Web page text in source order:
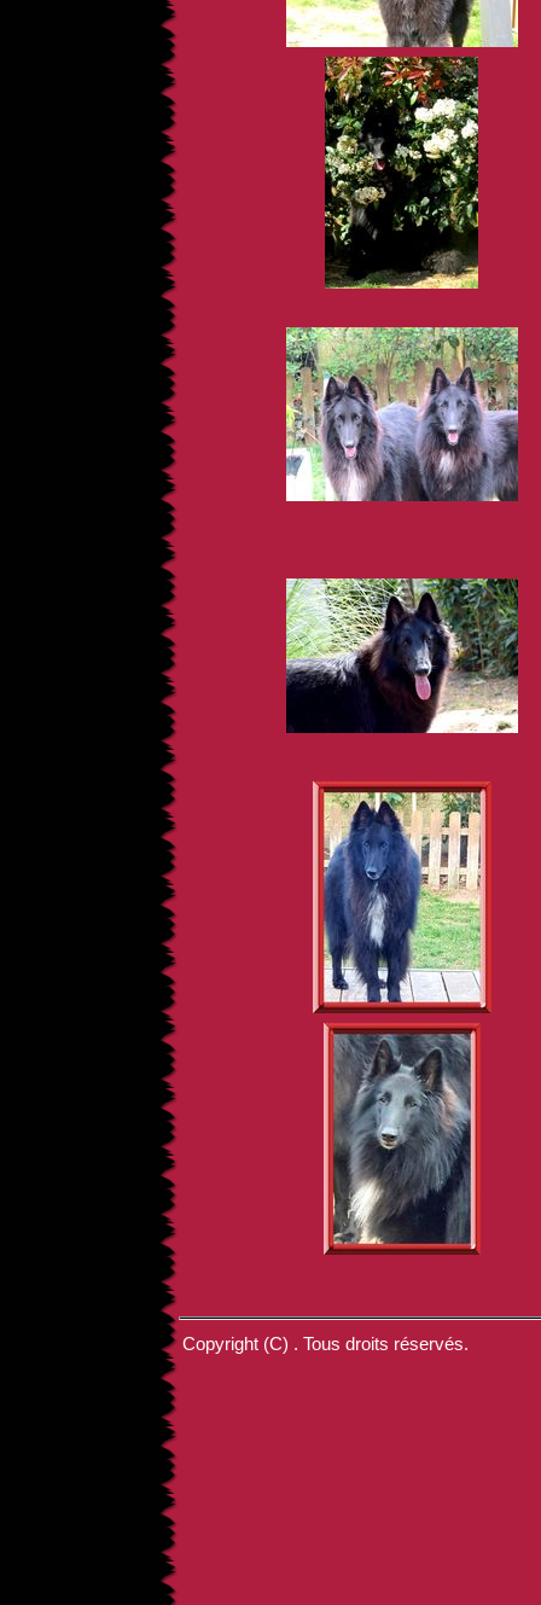
Copyright (C) . Tous droits réservés.